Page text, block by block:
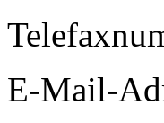
E-Mail-